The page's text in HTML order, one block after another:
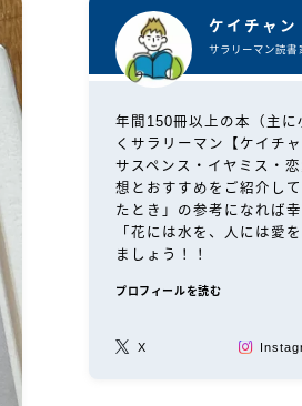
ケイチャン
サラリーマン読書
年間150冊以上の本（主
くサラリーマン【ケイチ
サスペンス・イヤミス・
想とおすすめをご紹介し
たとき」の参考になれば
「花には水を、人には愛
ましょう！！
プロフィールを読む
X